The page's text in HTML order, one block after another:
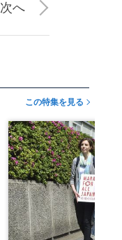
次へ
この特集を見る